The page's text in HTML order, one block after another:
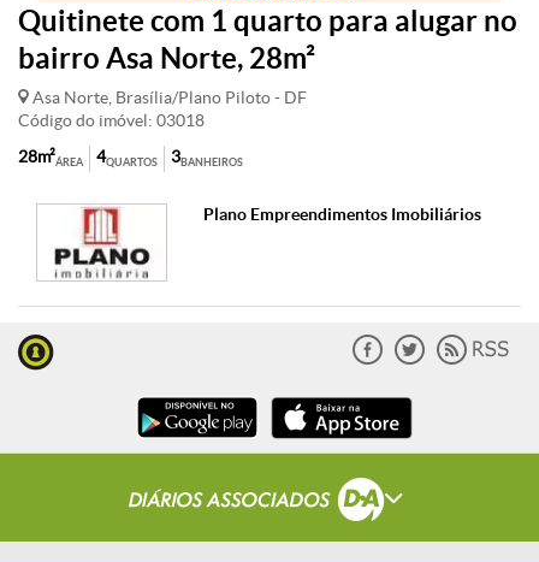
Quitinete com 1 quarto para alugar no
bairro Asa Norte, 28m²
Asa Norte, Brasília/Plano Piloto - DF
Código do imóvel: 03018
ÁREA
28m² QUARTOS
4 BANHEIROS
3
Plano Empreendimentos Imobiliários